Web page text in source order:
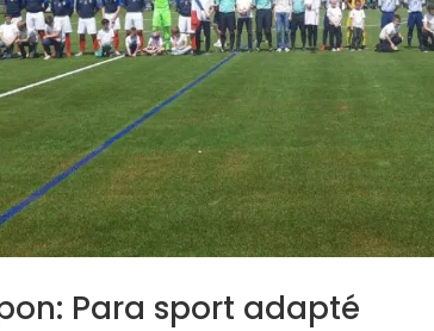
Para sport adapté